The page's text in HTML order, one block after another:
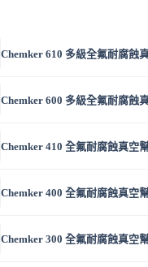
Chemker 610 多級全氟耐腐蝕
Chemker 600 多級全氟耐腐蝕
Chemker 410 全氟耐腐蝕真空
Chemker 400 全氟耐腐蝕真空
Chemker 300 全氟耐腐蝕真空